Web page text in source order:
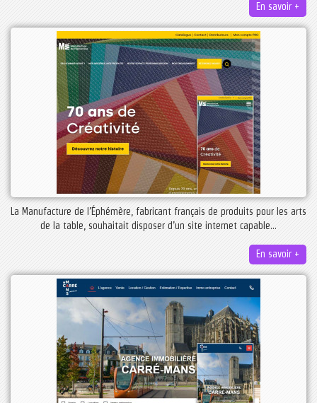
En savoir +
La Manufacture de l’Éphémère, fabricant français de produits pour les arts
de la table, souhaitait disposer d’un site internet capable...
En savoir +